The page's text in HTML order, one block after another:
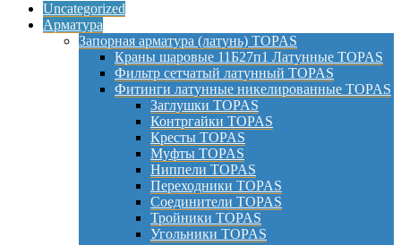
Uncategorized
Арматура
Запорная арматура (латунь) TOPAS
Краны шаровые 11Б27п1 Латунные TOPAS
Фильтр сетчатый латунный TOPAS
Фитинги латунные никелированные TOPAS
Заглушки TOPAS
Контргайки TOPAS
Кресты TOPAS
Муфты TOPAS
Ниппели TOPAS
Переходники TOPAS
Соединители TOPAS
Тройники TOPAS
Угольники TOPAS